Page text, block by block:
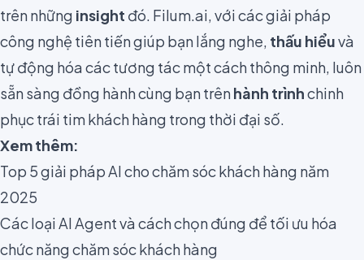
trên những insight đó. Filum.ai, với các giải pháp
công nghệ tiên tiến giúp bạn lắng nghe, thấu hiểuvà
tự động hóa các tương tác một cách thông minh, luôn
sẵn sàng đồng hành cùng bạn trênhành trìnhchinh
phục trái tim khách hàng trong thời đại số.
Xem thêm:
Top 5 giải pháp AI cho chăm sóc khách hàng năm
2025
Các loại AI Agent và cách chọn đúng để tối ưu hóa
chức năng chăm sóc khách hàng